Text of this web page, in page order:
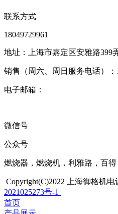
联系方式
18049729961
地址：上海市嘉定区安雅路399
销售（周六、周日服务电话）：
电子邮箱：
微信号
公众号
燃烧器，燃烧机，利雅路，百得
Copyright(C)2022 上海御格机
2021025273号-1
首页